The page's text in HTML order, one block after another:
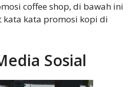
coffee shop, di bawah ini
kata promosi kopi di
Sosial